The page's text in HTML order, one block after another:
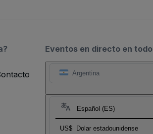
Eventos en directo en
Argentina
Español (ES)
US$ Dolar estadounidense